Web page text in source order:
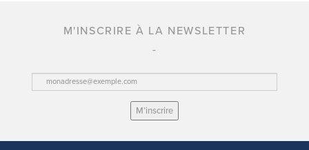
M'INSCRIRE À LA NEWSLETTER
M’inscrire